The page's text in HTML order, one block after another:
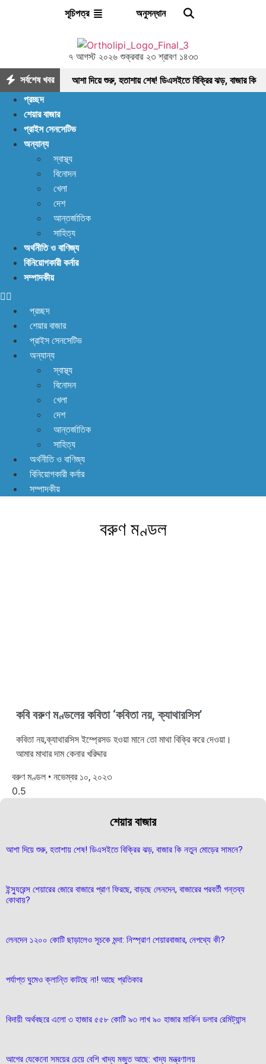
সূচিপত্র অনুসন্ধান
৭ আগস্ট ২০২৬ শুক্রবার ২৩ শ্রাবণ ১৪৩৩
সর্বশেষ খবর আশা দিয়ে শুরু, হতাশায় শেষ! ডিএসইতে বিক্রির ঝড়, বাজার কি
প্রাণ ফিরছে, বাড়ছে লেনদেন, বাজারের পরবর্তী গন্তব্য কোথায়?
শেয়ারবাজার, নেপথ্যে কী?
না! আছে প্রতিকার
কোটি ৯৩ লাখ ৯০ হাজার মার্কিন ডলার রেমিট্যান্স
যেকেনো সময়ের চেয়ে বেশি খাদ্য মজুত আছে: খাদ্য মন্ত্রণালয়
প্রচ্ছদ
শেয়ার বাজার
প্রাইস সেনসেটিভ
অন্যান্য
স্বাস্থ্য
বিনোদন
খেলা
দেশ
আন্তর্জাতিক
সাহিত্য
অর্থনীতি ও বাণিজ্য
বিনিয়োগকারী কর্নার
সম্পাদকীয়
প্রচ্ছদ
শেয়ার বাজার
প্রাইস সেনসেটিভ
অন্যান্য
স্বাস্থ্য
বিনোদন
খেলা
দেশ
আন্তর্জাতিক
সাহিত্য
অর্থনীতি ও বাণিজ্য
বিনিয়োগকারী কর্নার
সম্পাদকীয়
বরুণ মণ্ডল
কবি বরুণ মণ্ডলের কবিতা ‘কবিতা নয়, ক্যাথারসিস’
কবিতা নয়,ক্যাথারসিস ইম্প্রেসড হওয়া মানে তো মাথা বিক্রি করে দেওয়া।
আমার মাথার দাম কেনার খরিদ্দার
বরুণ মণ্ডল নভেম্বর ১০, ২০২৩
শেয়ার বাজার
আশা দিয়ে শুরু, হতাশায় শেষ! ডিএসইতে বিক্রির ঝড়, বাজার কি নতুন মোড়ের সামনে?
ইন্স্যুরেন্স শেয়ারের জোরে বাজারে প্রাণ ফিরছে, বাড়ছে লেনদেন, বাজারের পরবর্তী গন্তব্য
কোথায়?
লেনদেন ১২০০ কোটি ছাড়ালেও সূচকে মন্দা: নিস্প্রাণ শেয়ারবাজার, নেপথ্যে কী?
পর্যাপ্ত ঘুমেও ক্লান্তি কাটছে না! আছে প্রতিকার
বিদায়ী অর্থবছরে এলো ৩ হাজার ৫৫৮ কোটি ৯৩ লাখ ৯০ হাজার মার্কিন ডলার রেমিট্যান্স
আগের যেকেনো সময়ের চেয়ে বেশি খাদ্য মজুত আছে: খাদ্য মন্ত্রণালয়